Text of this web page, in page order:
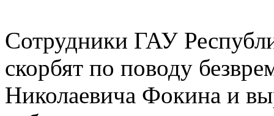
Сотрудники ГАУ
скорбят по поводу
Николаевича Фокина и